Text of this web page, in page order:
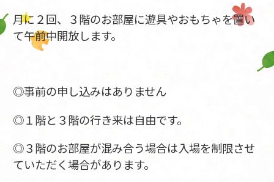
月に２回、３階のお部屋に遊具やおもちゃを置い
て午前中開放します。
◎事前の申し込みはありません
◎１階と３階の行き来は自由です。
◎３階のお部屋が混み合う場合は入場を制限させ
ていただく場合があります。